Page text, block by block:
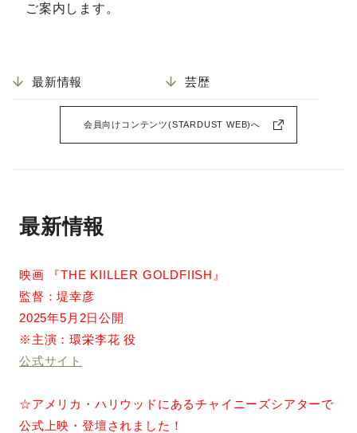
ご案内します。
最新情報 芸歴
会員向けコンテンツ(STARDUST WEB)へ
最新情報
映画 『THE KIILLER GOLDFIISH』
監督：堤幸彦
2025年5月2日公開
※主演：環栄李花 役
公式サイト
☆アメリカ・ハリウッドにあるチャイニーズシアターで
公式上映・登壇されました！